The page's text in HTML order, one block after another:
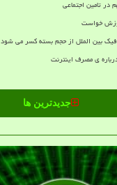
در تامین اجتماعی
خواست
بین الملل از حجم بسته کسر می شود
ی مصرف اینترنت
جدیدترین ها